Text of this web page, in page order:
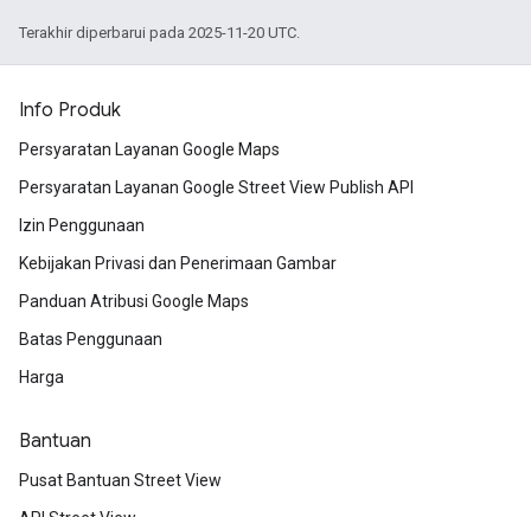
Terakhir diperbarui pada 2025-11-20 UTC.
Info Produk
Persyaratan Layanan Google Maps
Persyaratan Layanan Google Street View Publish API
Izin Penggunaan
Kebijakan Privasi dan Penerimaan Gambar
Panduan Atribusi Google Maps
Batas Penggunaan
Harga
Bantuan
Pusat Bantuan Street View